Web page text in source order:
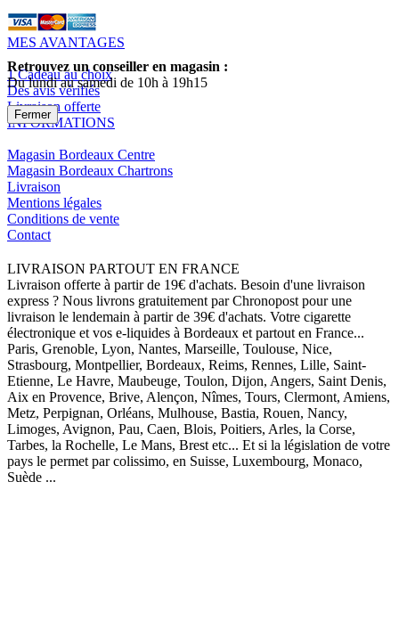
MES AVANTAGES
1 Cadeau au choix
Des avis vérifiés
Livraison offerte
INFORMATIONS
Magasin Bordeaux Centre
Magasin Bordeaux Chartrons
Livraison
Mentions légales
Conditions de vente
Contact
LIVRAISON PARTOUT EN FRANCE
Livraison offerte à partir de 19€ d'achats. Besoin d'une livraison
express ? Nous livrons gratuitement par Chronopost pour une
livraison le lendemain à partir de 39€ d'achats. Votre cigarette
électronique et vos e-liquides à Bordeaux et partout en France...
Paris, Grenoble, Lyon, Nantes, Marseille, Toulouse, Nice,
Strasbourg, Montpellier, Bordeaux, Reims, Rennes, Lille, Saint-
Etienne, Le Havre, Maubeuge, Toulon, Dijon, Angers, Saint Denis,
Aix en Provence, Brive, Alençon, Nîmes, Tours, Clermont, Amiens,
Metz, Perpignan, Orléans, Mulhouse, Bastia, Rouen, Nancy,
Limoges, Avignon, Pau, Caen, Blois, Poitiers, Arles, la Corse,
Tarbes, la Rochelle, Le Mans, Brest etc... Et si la législation de votre
pays le permet par colissimo, en Suisse, Luxembourg, Monaco,
Suède ...
Retrouvez un conseiller en magasin :
Du lundi au samedi de 10h à 19h15
Fermer